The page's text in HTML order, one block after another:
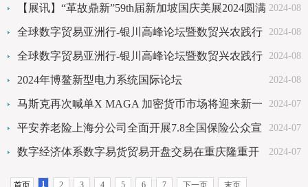
化辉煌》 2024-08
【展讯】“革故鼎新”59th届新加坡国庆美展2024圆满
谢幕 2024-08
全球数字贸易亚洲行-银川高峰论坛暨数贸兴农践行
峰会在银川召开 2024-08
全球数字贸易亚洲行-银川高峰论坛暨数贸兴农践行
峰会在银川召开 2024-08
2024年博鳌新型电力系统国际论坛
2024-07
马斯克再次喊单X MAGA 加密货币市场将迎来新一
轮牛市 2024-07
平安养老险上海分公司全面开展7.8全国保险公众宣
传日系列活动 2024-07
数字经济体系数字易货贸易开盘交易在重庆隆重开
幕
首页 1 2 3 4 5 6 7 下一页 末页